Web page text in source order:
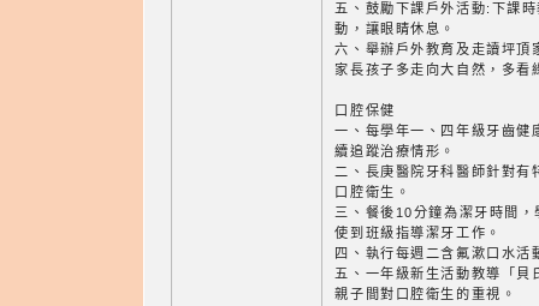
五、鼓勵下課戶外活動:下課
動，讓眼睛休息。
六、舉辦戶外教育及走讀坪頂
家長孩子多走向大自然，多看
口腔保健
一、每學年一、四年級牙齒健
續追蹤治療情形。
二、長庚醫院牙科醫師針對有
口腔衛生。
三、餐後10分鐘為潔牙時間
使到班級指導潔牙工作。
四、執行每週二含氟漱口水活
五、一年級新生活動教導「貝
親子間對口腔衛生的重視。